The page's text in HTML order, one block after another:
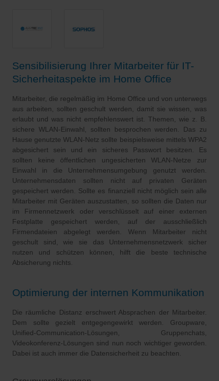
Sensibilisierung Ihrer Mitarbeiter für IT-
Sicherheitaspekte im Home Office
Mitarbeiter, die regelmäßig im Home Office und von unterwegs
aus arbeiten, sollten geschult werden, damit sie wissen, was
erlaubt und was nicht empfehlenswert ist. Themen, wie z. B.
sichere WLAN-Einwahl, sollten besprochen werden. Das zu
Hause genutzte WLAN-Netz sollte beispielsweise mittels WPA2
abgesichert sein und ein sicheres Passwort besitzen. Es
sollten keine öffentlichen ungesicherten WLAN-Netze zur
Einwahl in die Unternehmensumgebung genutzt werden.
Unternehmensdaten sollten nicht auf privaten Geräten
gespeichert werden. Sollte es finanziell nicht möglich sein alle
Mitarbeiter mit Geräten auszustatten, so sollten die Daten nur
im Firmennetzwerk oder verschlüsselt auf einer externen
Festplatte gespeichert werden, auf der ausschließlich
Firmendateien abgelegt werden. Wenn Mitarbeiter nicht
geschult sind, wie sie das Unternehmensnetzwerk sicher
nutzen und schützen können, hilft die beste technische
Absicherung nichts.
Optimierung der internen Kommunikation
Die räumliche Distanz erschwert Absprachen der Mitarbeiter.
Dem sollte gezielt entgegengewirkt werden. Groupware,
Unified-Communication-Lösungen, Gruppenchats,
Videokonferenz-Lösungen sind nun noch wichtiger geworden.
Dabei ist auch immer die Datensicherheit zu beachten.